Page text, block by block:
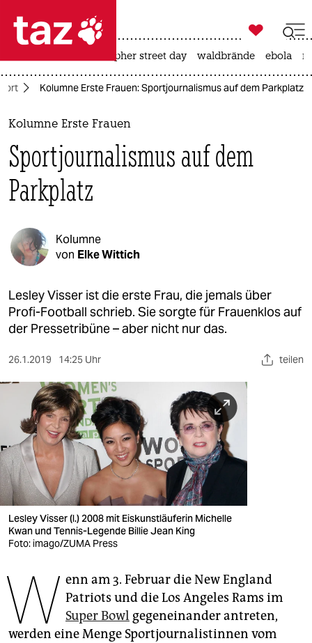
 taz zahl ich
taz zahl ich
themen
politik
öko
kultur
berlin
verlag
verlag
veranstaltungen
shop
fragen & hilfe
unterstützen
abo
genossenschaft
epaper login

taz zahl ich
christopher street day waldbrände ebola
Kolumne Erste Frauen: Sportjournalismus auf dem Parkplatz
Kolumne Erste Frauen
Sportjournalismus auf dem
Parkplatz
Kolumne
von Elke Wittich
Lesley Visser ist die erste Frau, die jemals über
Profi-Football schrieb. Sie sorgte für Frauenklos auf
der Pressetribüne – aber nicht nur das.
26.1.2019 14:25 Uhr teilen
Lesley Visser (l.) 2008 mit Eiskunstläuferin Michelle
Kwan und Tennis-Legende Billie Jean King
Foto: imago/ZUMA Press
W enn am 3. Februar die New England
Patriots und die Los Angeles Rams im
Super Bowl gegeneinander antreten,
werden eine Menge Sportjournalistinnen vom